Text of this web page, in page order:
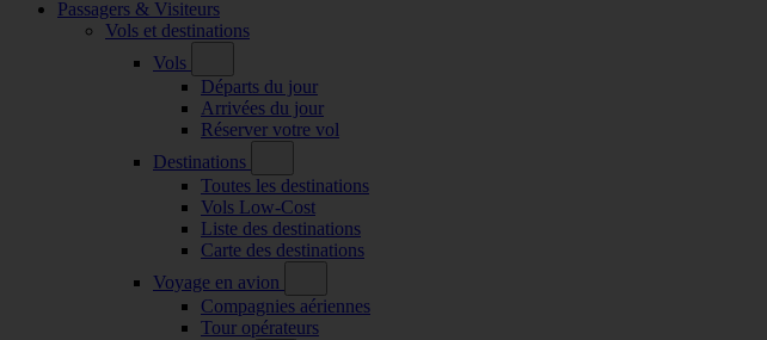
Passagers & Visiteurs
Vols et destinations
Vols
Départs du jour
Arrivées du jour
Réserver votre vol
Destinations
Toutes les destinations
Vols Low-Cost
Liste des destinations
Carte des destinations
Voyage en avion
Compagnies aériennes
Tour opérateurs